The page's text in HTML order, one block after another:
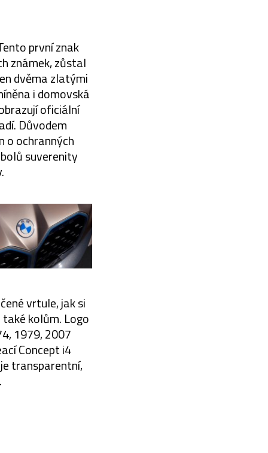
první znak
známek, zůstal
dvěma zlatými
i domovská
oficiální
Důvodem
o ochranných
suverenity
vrtule, jak si
kolům. Logo
1979, 2007
Concept i4
transparentní,